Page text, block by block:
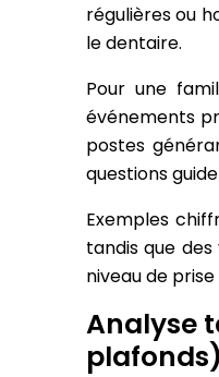
régulières ou
le dentaire.
Pour une
événements
postes
questions
Exemples
tandis que
niveau de
Analyse
plafonds)